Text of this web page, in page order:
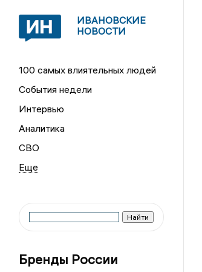
ИВАНОВСКИЕ
НОВОСТИ
100 самых влиятельных людей
События недели
Интервью
Аналитика
СВО
Бренды России